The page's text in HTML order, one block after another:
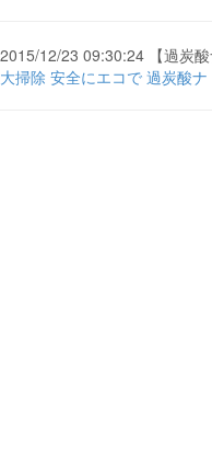
2015/12/23 09:30:24 【過炭酸
大掃除 安全にエコで 過炭酸